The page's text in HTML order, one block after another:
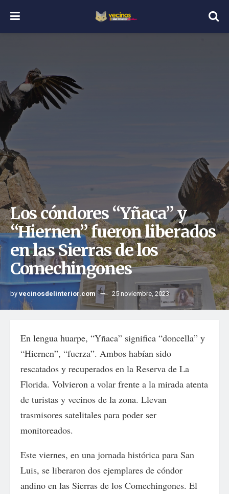
Los cóndores “Yñaca” y
“Hiernen” fueron liberados
en las Sierras de los
Comechingones
byvecinosdelinterior.com 25 noviembre, 2023
En lengua huarpe, “Yñaca” significa “doncella” y
“Hiernen”, “fuerza”. Ambos habían sido
rescatados y recuperados en la Reserva de La
Florida. Volvieron a volar frente a la mirada atenta
de turistas y vecinos de la zona. Llevan
trasmisores satelitales para poder ser
monitoreados.
Este viernes, en una jornada histórica para San
Luis, se liberaron dos ejemplares de cóndor
andino en las Sierras de los Comechingones. El